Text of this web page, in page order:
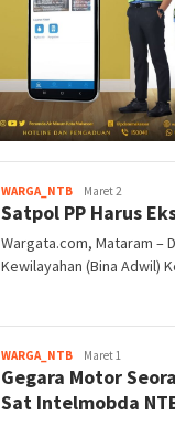
WARGA_NTBrootMaret 2
Satpol PP Harus
Wargata.com, Mataram –
Kewilayahan (Bina Adwil)
WARGA_NTBrootMaret 1
Gegara Motor
Sat Intelmobda